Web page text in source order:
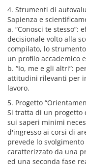
4. Strumenti di
Sapienza e
a. “Conosci te stesso”:
decisionale volto alla
compilato, lo
un profilo accademico
b. “Io, me e gli altri”:
attitudini rilevanti per
lavoro.
5. Progetto
Si tratta di un
sui saperi minimi
d'ingresso ai corsi di
prevede lo
caratterizzato da una
ed una seconda fase